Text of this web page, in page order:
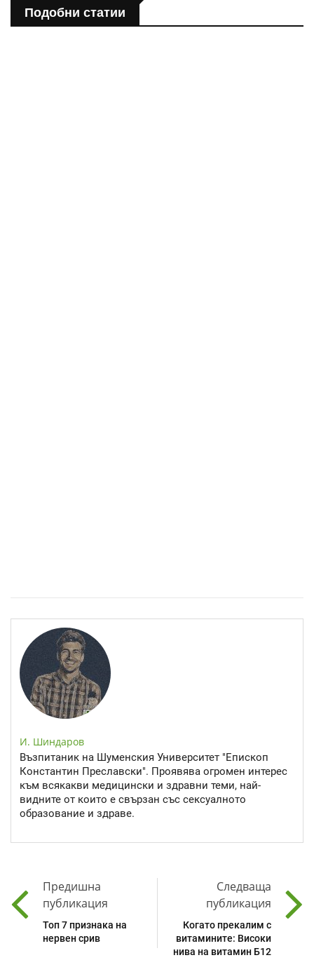
Подобни статии
И. Шиндаров
Възпитаник на Шуменския Университет "Епископ
Константин Преславски". Проявява огромен интерес
към всякакви медицински и здравни теми, най-
видните от които е свързан със сексуалното
образование и здраве.
Предишна
публикация
Топ 7 признака на
нервен срив
Следваща
публикация
Когато прекалим с
витамините: Високи
нива на витамин Б12